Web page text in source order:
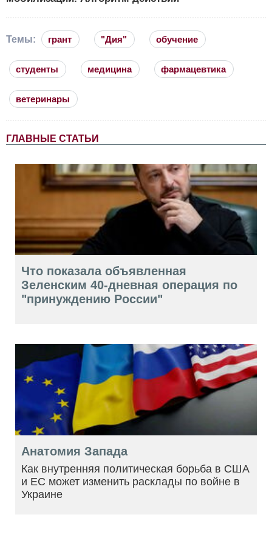
Темы: грант "Дия" обучение
студенты медицина фармацевтика
ветеринары
ГЛАВНЫЕ СТАТЬИ
Что показала объявленная
Зеленским 40-дневная операция по
"принуждению России"
Анатомия Запада
Как внутренняя политическая борьба в США
и ЕС может изменить расклады по войне в
Украине